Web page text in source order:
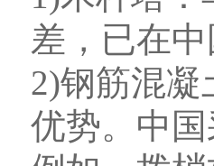
差，已在
2)钢筋混
优势。中